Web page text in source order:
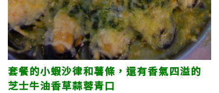
套餐的小蝦沙律和薯條，還有香氣四溢的
芝士牛油香草蒜蓉青口